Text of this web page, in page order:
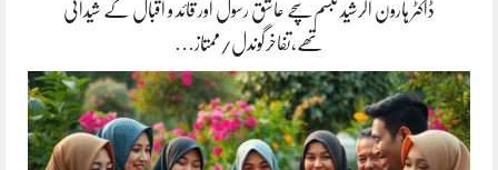
ڈاکٹر ہارون الرشید تبسم سچے عاشق رسول اور قائد و اقبال کے شیدائی
تھے،تفاخرگوندل/ممتاز…